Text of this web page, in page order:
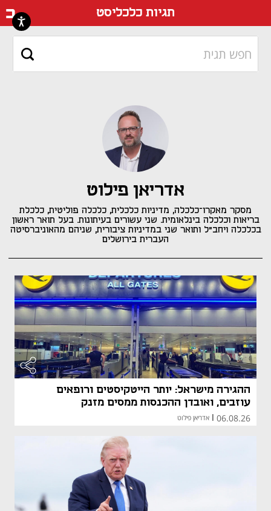
תגיות כלכליסט
אדריאן פילוט
מסקר מאקרו־כלכלה, מדיניות כלכלית, כלכלה פוליטית, כלכלת
בריאות וכלכלה בינלאומית. שני עשורים בעיתונות. בעל תואר ראשון
בכלכלה ויחב"ל ותואר שני במדיניות ציבורית, שניהם מהאוניברסיטה
העברית בירושלים
ההגירה מישראל: יותר הייטקיסטים ורופאים
עוזבים, ואובדן ההכנסות ממסים מזנק
06.08.26 אדריאן פילוט